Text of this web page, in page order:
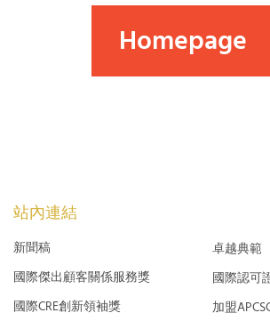
Homepage
站內連結
新聞稿
國際傑出顧客關係服務獎
國際CRE創新領袖獎
卓越典範
國際認可
加盟